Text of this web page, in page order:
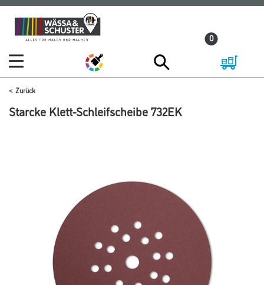
Zum
Inhalt
Zum
Navigationsmenü
0
Zurück
Starcke Klett-Schleifscheibe 732EK